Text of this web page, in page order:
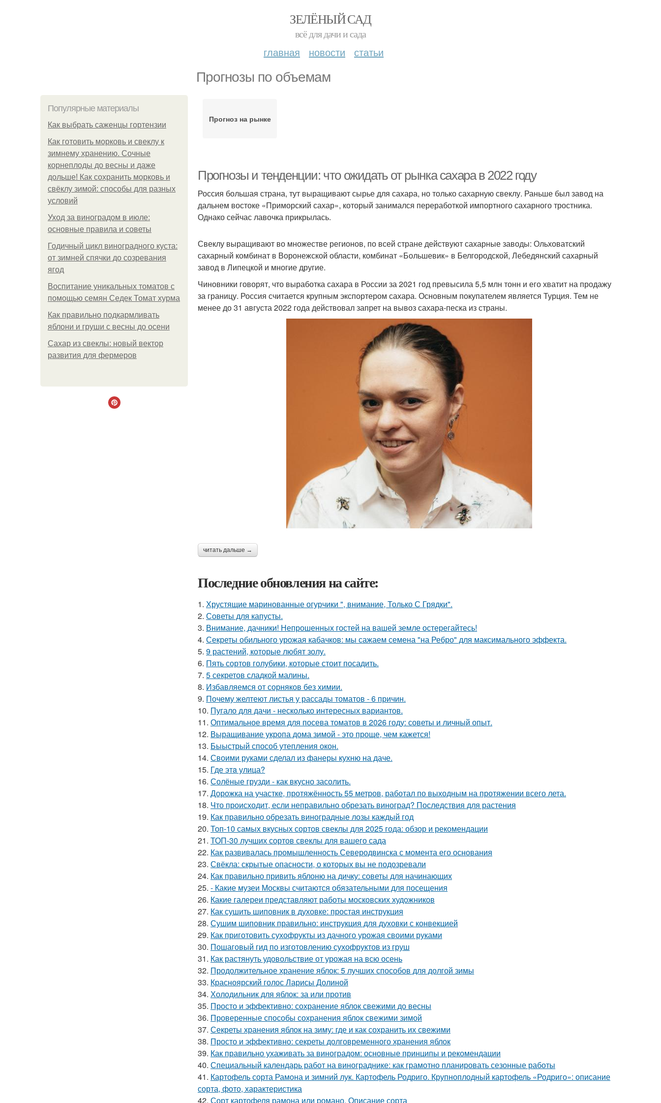
ЗЕЛЁНЫЙ САД
всё для дачи и сада
главная новости статьи
Прогнозы по объемам
Популярные материалы
Как выбрать саженцы гортензии
Как готовить морковь и свеклу к
зимнему хранению. Сочные
корнеплоды до весны и даже
дольше! Как сохранить морковь и
свёклу зимой: способы для разных
условий
Уход за виноградом в июле:
основные правила и советы
Годичный цикл виноградного куста:
от зимней спячки до созревания
ягод
Воспитание уникальных томатов с
помощью семян Седек Томат хурма
Как правильно подкармливать
яблони и груши с весны до осени
Сахар из свеклы: новый вектор
развития для фермеров
Прогноз на рынке
Прогнозы и тенденции: что ожидать от рынка сахара в 2022 году
Россия большая страна, тут выращивают сырье для сахара, но только сахарную свеклу. Раньше был завод на
дальнем востоке «Приморский сахар», который занимался переработкой импортного сахарного тростника.
Однако сейчас лавочка прикрылась.
Свеклу выращивают во множестве регионов, по всей стране действуют сахарные заводы: Ольховатский
сахарный комбинат в Воронежской области, комбинат «Большевик» в Белгородской, Лебедянский сахарный
завод в Липецкой и многие другие.
Чиновники говорят, что выработка сахара в России за 2021 год превысила 5,5 млн тонн и его хватит на продажу
за границу. Россия считается крупным экспортером сахара. Основным покупателем является Турция. Тем не
менее до 31 августа 2022 года действовал запрет на вывоз сахара-песка из страны.
читать дальше →
Последние обновления на сайте:
1. Хрустящие маринованные огурчики ", внимание, Только С Грядки".
2. Советы для капусты.
3. Внимание, дачники! Непрошенных гостей на вашей земле остерегайтесь!
4. Секреты обильного урожая кабачков: мы сажаем семена "на Ребро" для максимального эффекта.
5. 9 растений, которые любят золу.
6. Пять сортов голубики, которые стоит посадить.
7. 5 секретов сладкой малины.
8. Избавляемся от сорняков без химии.
9. Почему желтеют листья у рассады томатов - 6 причин.
10. Пугало для дачи - несколько интересных вариантов.
11. Оптимальное время для посева томатов в 2026 году: советы и личный опыт.
12. Выращивание укропа дома зимой - это проще, чем кажется!
13. Быыстрый способ утепления окон.
14. Своими руками сделал из фанеры кухню на даче.
15. Где этa улица?
16. Солёные грузди - как вкусно засолить.
17. Дорожка на участке, протяжённость 55 метров, работал по выходным на протяжении всего лета.
18. Что происходит, если неправильно обрезать виноград? Последствия для растения
19. Как правильно обрезать виноградные лозы каждый год
20. Топ-10 самых вкусных сортов свеклы для 2025 года: обзор и рекомендации
21. ТОП-30 лучших сортов свеклы для вашего сада
22. Как развивалась промышленность Северодвинска с момента его основания
23. Свёкла: скрытые опасности, о которых вы не подозревали
24. Как правильно привить яблоню на дичку: советы для начинающих
25. - Какие музеи Москвы считаются обязательными для посещения
26. Какие галереи представляют работы московских художников
27. Как сушить шиповник в духовке: простая инструкция
28. Сушим шиповник правильно: инструкция для духовки с конвекцией
29. Как приготовить сухофрукты из дачного урожая своими руками
30. Пошаговый гид по изготовлению сухофруктов из груш
31. Как растянуть удовольствие от урожая на всю осень
32. Продолжительное хранение яблок: 5 лучших способов для долгой зимы
33. Красноярский голос Ларисы Долиной
34. Холодильник для яблок: за или против
35. Просто и эффективно: сохранение яблок свежими до весны
36. Проверенные способы сохранения яблок свежими зимой
37. Секреты хранения яблок на зиму: где и как сохранить их свежими
38. Просто и эффективно: секреты долговременного хранения яблок
39. Как правильно ухаживать за виноградом: основные принципы и рекомендации
40. Специальный календарь работ на винограднике: как грамотно планировать сезонные работы
41. Картофель сорта Рамона и зимний лук. Картофель Родриго. Крупноплодный картофель «Родриго»: описание
сорта, фото, характеристика
42. Сорт картофеля рамона или романо. Описание сорта